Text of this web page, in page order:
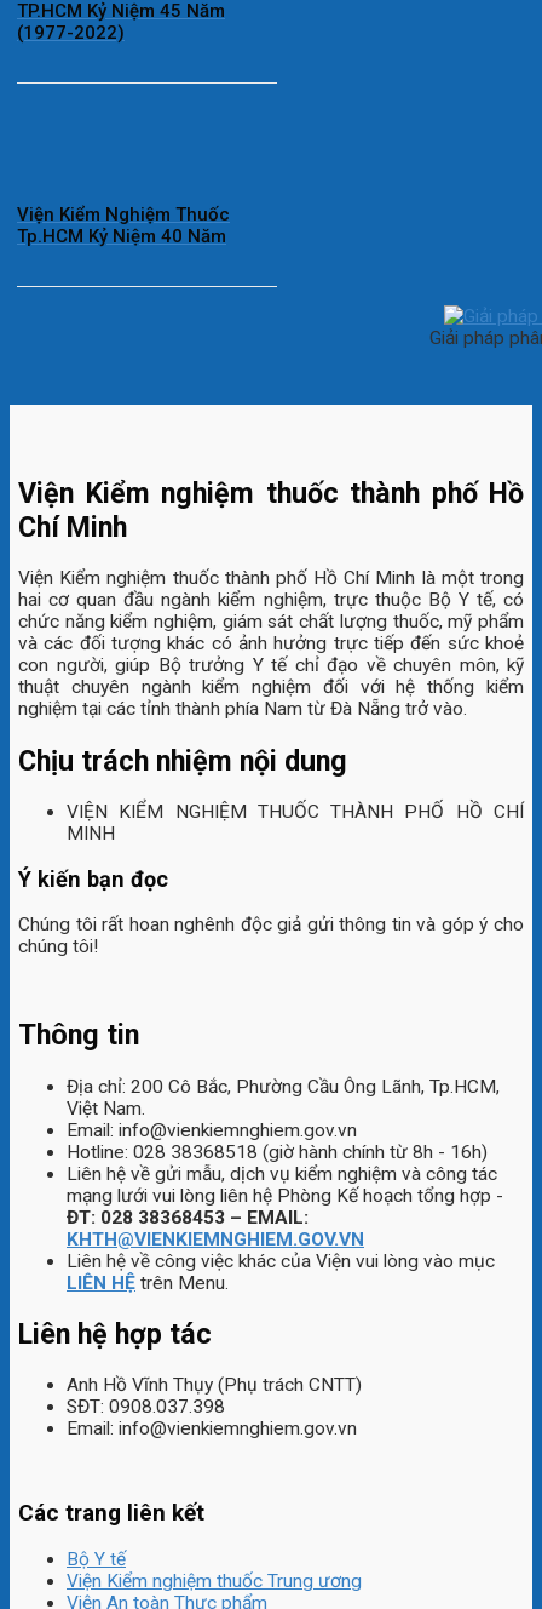
TP.HCM Kỷ Niệm 45 Năm
(1977-2022)
Viện Kiểm Nghiệm Thuốc
Tp.HCM Kỷ Niệm 40 Năm
Giải pháp
Viện Kiểm nghiệm thuốc thành phố Hồ
Chí Minh
Viện Kiểm nghiệm thuốc thành phố Hồ Chí Minh là một trong
hai cơ quan đầu ngành kiểm nghiệm, trực thuộc Bộ Y tế, có
chức năng kiểm nghiệm, giám sát chất lượng thuốc, mỹ phẩm
và các đối tượng khác có ảnh hưởng trực tiếp đến sức khoẻ
con người, giúp Bộ trưởng Y tế chỉ đạo về chuyên môn, kỹ
thuật chuyên ngành kiểm nghiệm đối với hệ thống kiểm
nghiệm tại các tỉnh thành phía Nam từ Đà Nẵng trở vào.
Chịu trách nhiệm nội dung
VIỆN KIỂM NGHIỆM THUỐC THÀNH PHỐ HỒ CHÍ
MINH
Ý kiến bạn đọc
Chúng tôi rất hoan nghênh độc giả gửi thông tin và góp ý cho
chúng tôi!
Thông tin
Địa chỉ: 200 Cô Bắc, Phường Cầu Ông Lãnh, Tp.HCM,
Việt Nam.
Email: info@vienkiemnghiem.gov.vn
Hotline: 028 38368518 (giờ hành chính từ 8h - 16h)
Liên hệ về gửi mẫu, dịch vụ kiểm nghiệm và công tác
mạng lưới vui lòng liên hệ Phòng Kế hoạch tổng hợp -
ĐT: 028 38368453 – EMAIL:
KHTH@VIENKIEMNGHIEM.GOV.VN
Liên hệ về công việc khác của Viện vui lòng vào mục
LIÊN HỆ trên Menu.
Liên hệ hợp tác
Anh Hồ Vĩnh Thụy (Phụ trách CNTT)
SĐT: 0908.037.398
Email: info@vienkiemnghiem.gov.vn
Các trang liên kết
Bộ Y tế
Viện Kiểm nghiệm thuốc Trung ương
Viện An toàn Thực phẩm